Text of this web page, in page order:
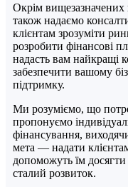
Окрім вищезазначених
також надаємо
клієнтам зрозуміти
розробити фінансові
надасть вам найкращі
забезпечити вашому
підтримку.
Ми розуміємо, що
пропонуємо
фінансування,
мета — надати
допоможуть їм досягти
сталий розвиток.